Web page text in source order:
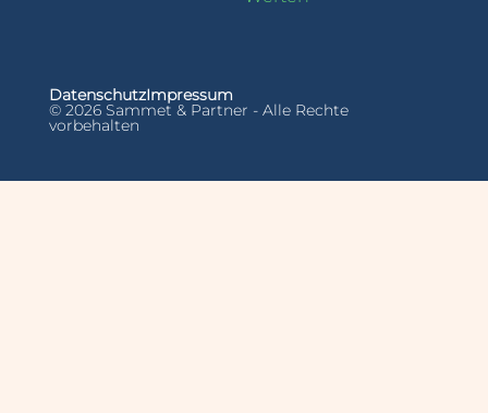
© 2026 Sammet & Partner - Alle Rechte
vorbehalten
DatenschutzImpressum